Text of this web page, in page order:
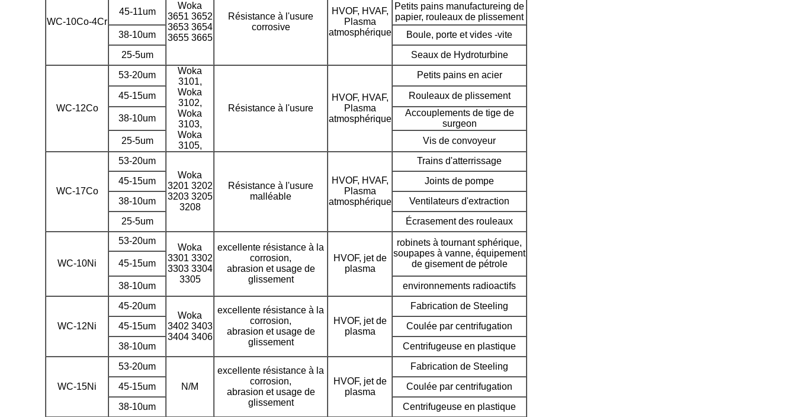
WC-10Co-4Cr
Woka
3651 3652
3653 3654
3655 3665
Résistance à l'usure
corrosive
HVOF, HVAF,
Plasma
atmosphérique
45-11um
Petits pains manufactureing de
papier, rouleaux de plissement
38-10um
Boule, porte et vides -vite
25-5um
Seaux de Hydroturbine
WC-12Co
53-20um
Woka
3101,
Woka
3102,
Woka
3103,
Woka
3105,
Résistance à l'usure
HVOF, HVAF,
Plasma
atmosphérique
Petits pains en acier
45-15um Rouleaux de plissement
38-10um
Accouplements de tige de
surgeon
25-5um
Vis de convoyeur
WC-17Co
53-20um
Woka
3201 3202
3203 3205
3208
Résistance à l'usure
malléable
HVOF, HVAF,
Plasma
atmosphérique
Trains d'atterrissage
45-15um
Joints de pompe
38-10um
Ventilateurs d'extraction
25-5um
Écrasement des rouleaux
WC-10Ni
53-20um
Woka
3301 3302
3303 3304
3305
excellente résistance à la
corrosion,
abrasion et usage de
glissement
HVOF, jet de
plasma
robinets à tournant sphérique,
soupapes à vanne, équipement
de gisement de pétrole
45-15um
38-10um environnements radioactifs
WC-12Ni
45-20um
Woka
3402 3403
3404 3406
excellente résistance à la
corrosion,
abrasion et usage de
glissement
HVOF, jet de
plasma
Fabrication de Steeling
45-15um
Coulée par centrifugation
38-10um
Centrifugeuse en plastique
WC-15Ni
53-20um
N/M
excellente résistance à la
corrosion,
abrasion et usage de
glissement
HVOF, jet de
plasma
Fabrication de Steeling
45-15um
Coulée par centrifugation
38-10um
Centrifugeuse en plastique